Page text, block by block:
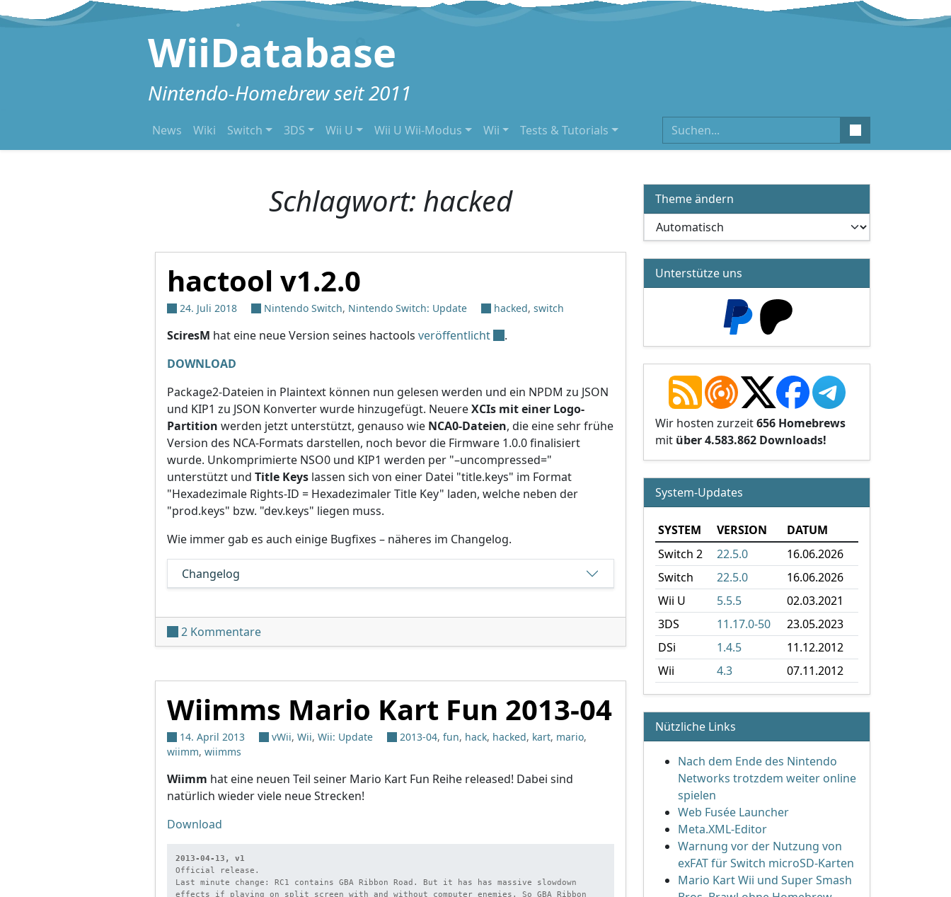
Zum Inhalt springen
WiiDatabase
Nintendo-Homebrew seit 2011
News Wiki Switch 3DS Wii U Wii U Wii-Modus Wii Tests & Tutorials Suchen
Schlagwort: hacked
hactool v1.2.0
24. Juli 2018 Nintendo Switch, Nintendo Switch: Update hacked, switch
SciresM hat eine neue Version seines hactools veröffentlicht
.
DOWNLOAD
Package2-Dateien in Plaintext können nun gelesen werden und ein NPDM zu JSON
und KIP1 zu JSON Konverter wurde hinzugefügt. NeuereXCIs mit einer Logo-
Partition werden jetzt unterstützt, genauso wie NCA0-Dateien, die eine sehr frühe
Version des NCA-Formats darstellen, noch bevor die Firmware 1.0.0 finalisiert
wurde. Unkomprimierte NSO0 und KIP1 werden per "–uncompressed="
unterstützt und Title Keys lassen sich von einer Datei "title.keys" im Format
"Hexadezimale Rights-ID = Hexadezimaler Title Key" laden, welche neben der
"prod.keys" bzw. "dev.keys" liegen muss.
Wie immer gab es auch einige Bugfixes – näheres im Changelog.
Changelog
2 Kommentarezu hactool v1.2.0
Wiimms Mario Kart Fun 2013-04
14. April 2013 vWii, Wii, Wii: Update 2013-04, fun, hack, hacked, kart, mario,
wiimm, wiimms
Wiimm hat eine neuen Teil seiner Mario Kart Fun Reihe released! Dabei sind
natürlich wieder viele neue Strecken!
Download
2013-04-13, v1
Official release.
Last minute change: RC1 contains GBA Ribbon Road. But it has has massive slowdown
effects if playing on split screen with and without computer enemies. So GBA Ribbon
Theme ändern
Unterstütze uns
Wir hosten zurzeit656 Homebrews
mit über 4.583.862 Downloads!
System-Updates
SYSTEM VERSION
DATUM
Switch 2
22.5.0
16.06.2026
Switch
22.5.0
16.06.2026
Wii U
5.5.5
02.03.2021
3DS
11.17.0-50
23.05.2023
DSi
1.4.5
11.12.2012
Wii
4.3 07.11.2012
Nützliche Links
Nach dem Ende des Nintendo
Networks trotzdem weiter online
spielen
Web Fusée Launcher
Meta.XML-Editor
Warnung vor der Nutzung von
exFAT für Switch microSD-Karten
Mario Kart Wii und Super Smash